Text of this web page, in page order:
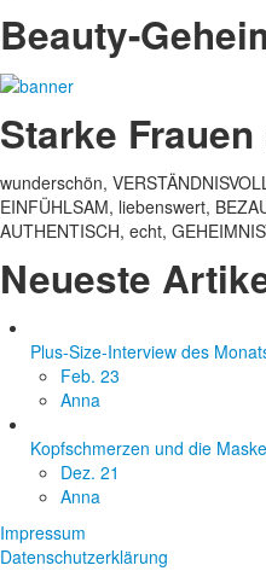
Beauty-
Starke
wunderschön,
EINFÜHLSAM, liebenswert,
AUTHENTISCH, echt,
Neueste
Plus-Size-Interview des
Feb. 23
Anna
Kopfschmerzen und die Maske
Dez. 21
Anna
Impressum
Datenschutzerklärung